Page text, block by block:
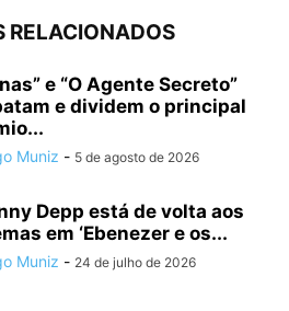
RELACIONADOS
e “O Agente Secreto”
e dividem o principal
Muniz - 5 de agosto de 2026
Depp está de volta aos
em ‘Ebenezer e os...
Muniz - 24 de julho de 2026